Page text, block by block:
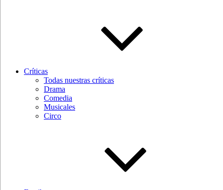
Críticas
Todas nuestras críticas
Drama
Comedia
Musicales
Circo